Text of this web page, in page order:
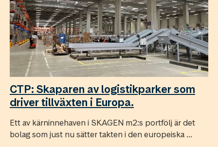
CTP: Skaparen av logistikparker som
driver tillväxten i Europa.
Ett av kärninnehaven i SKAGEN m2:s portfölj är det
bolag som just nu sätter takten i den europeiska ...